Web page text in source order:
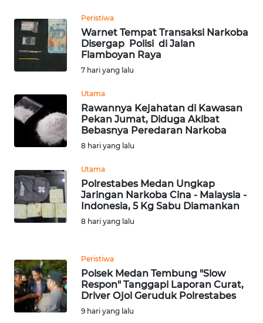
Peristiwa
Warnet Tempat Transaksi Narkoba
Disergap Polisi di Jalan
Flamboyan Raya
7 hari yang lalu
Utama
Rawannya Kejahatan di Kawasan
Pekan Jumat, Diduga Akibat
Bebasnya Peredaran Narkoba
8 hari yang lalu
Utama
Polrestabes Medan Ungkap
Jaringan Narkoba Cina - Malaysia -
Indonesia, 5 Kg Sabu Diamankan
8 hari yang lalu
Peristiwa
Polsek Medan Tembung "Slow
Respon" Tanggapi Laporan Curat,
Driver Ojol Geruduk Polrestabes
9 hari yang lalu
Wahana
News
Regional
WN
WN
JAKARTA
JABAR
WN
BANTEN
NTT
WN
KEPRI